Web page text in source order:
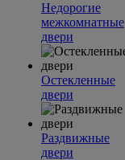
Недорогие
межкомнатные
двери
Остекленные
двери
Раздвижные
двери